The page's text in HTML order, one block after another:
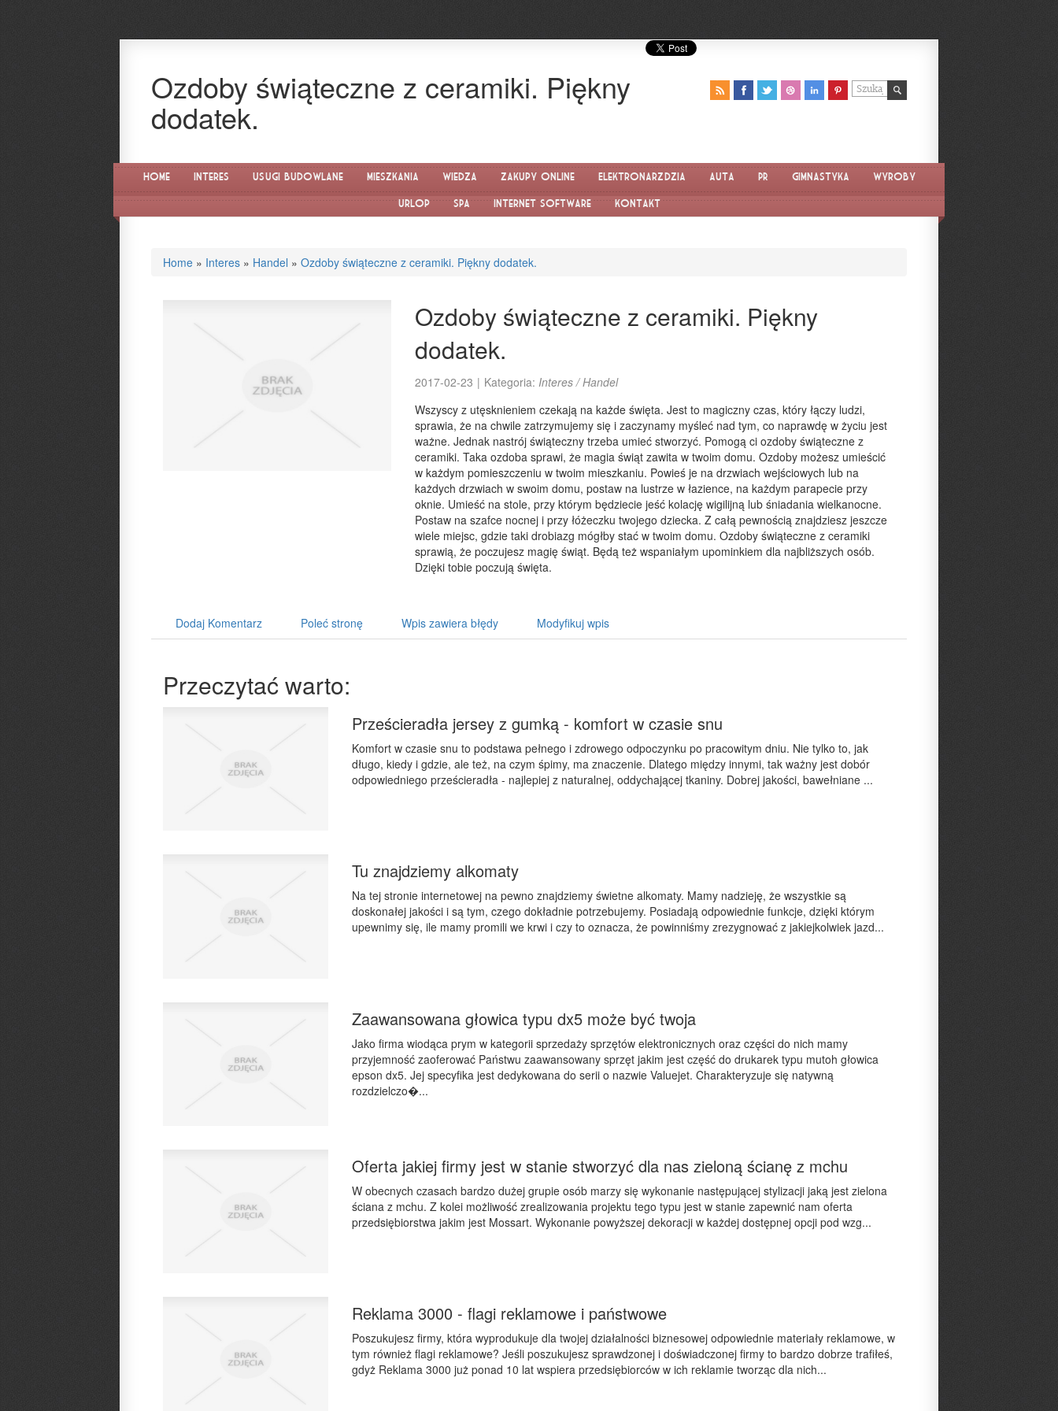
Ozdoby świąteczne z ceramiki. Piękny
dodatek.
Home Interes Usługi Budowlane Mieszkania Wiedza Zakupy Online Elektronarzędzia Auta PR Gimnastyka Wyroby
Urlop SPA Internet Software Kontakt
Home » Interes » Handel » Ozdoby świąteczne z ceramiki. Piękny dodatek.
Ozdoby świąteczne z ceramiki. Piękny
dodatek.
2017-02-23 | Kategoria: Interes / Handel
Wszyscy z utęsknieniem czekają na każde święta. Jest to magiczny czas, który łączy ludzi,
sprawia, że na chwile zatrzymujemy się i zaczynamy myśleć nad tym, co naprawdę w życiu jest
ważne. Jednak nastrój świąteczny trzeba umieć stworzyć. Pomogą ci ozdoby świąteczne z
ceramiki. Taka ozdoba sprawi, że magia świąt zawita w twoim domu. Ozdoby możesz umieścić
w każdym pomieszczeniu w twoim mieszkaniu. Powieś je na drzwiach wejściowych lub na
każdych drzwiach w swoim domu, postaw na lustrze w łazience, na każdym parapecie przy
oknie. Umieść na stole, przy którym będziecie jeść kolację wigilijną lub śniadania wielkanocne.
Postaw na szafce nocnej i przy łóżeczku twojego dziecka. Z całą pewnością znajdziesz jeszcze
wiele miejsc, gdzie taki drobiazg mógłby stać w twoim domu. Ozdoby świąteczne z ceramiki
sprawią, że poczujesz magię świąt. Będą też wspaniałym upominkiem dla najbliższych osób.
Dzięki tobie poczują święta.
Dodaj Komentarz Poleć stronę Wpis zawiera błędy Modyfikuj wpis
Przeczytać warto:
Prześcieradła jersey z gumką - komfort w czasie snu
Komfort w czasie snu to podstawa pełnego i zdrowego odpoczynku po pracowitym dniu. Nie tylko to, jak
długo, kiedy i gdzie, ale też, na czym śpimy, ma znaczenie. Dlatego między innymi, tak ważny jest dobór
odpowiedniego prześcieradła - najlepiej z naturalnej, oddychającej tkaniny. Dobrej jakości, bawełniane ...
Tu znajdziemy alkomaty
Na tej stronie internetowej na pewno znajdziemy świetne alkomaty. Mamy nadzieję, że wszystkie są
doskonałej jakości i są tym, czego dokładnie potrzebujemy. Posiadają odpowiednie funkcje, dzięki którym
upewnimy się, ile mamy promili we krwi i czy to oznacza, że powinniśmy zrezygnować z jakiejkolwiek jazd...
Zaawansowana głowica typu dx5 może być twoja
Jako firma wiodąca prym w kategorii sprzedaży sprzętów elektronicznych oraz części do nich mamy
przyjemność zaoferować Państwu zaawansowany sprzęt jakim jest część do drukarek typu mutoh głowica
epson dx5. Jej specyfika jest dedykowana do serii o nazwie Valuejet. Charakteryzuje się natywną
rozdzielczo�...
Oferta jakiej firmy jest w stanie stworzyć dla nas zieloną ścianę z mchu
W obecnych czasach bardzo dużej grupie osób marzy się wykonanie następującej stylizacji jaką jest zielona
ściana z mchu. Z kolei możliwość zrealizowania projektu tego typu jest w stanie zapewnić nam oferta
przedsiębiorstwa jakim jest Mossart. Wykonanie powyższej dekoracji w każdej dostępnej opcji pod wzg...
Reklama 3000 - flagi reklamowe i państwowe
Poszukujesz firmy, która wyprodukuje dla twojej działalności biznesowej odpowiednie materiały reklamowe, w
tym również flagi reklamowe? Jeśli poszukujesz sprawdzonej i doświadczonej firmy to bardzo dobrze trafiłeś,
gdyż Reklama 3000 już ponad 10 lat wspiera przedsiębiorców w ich reklamie tworząc dla nich...